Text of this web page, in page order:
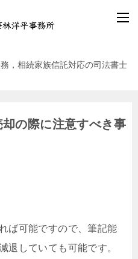
，相続家族信託対応の司法書士
の際に注意すべき事
ば可能ですので、筆記能
退していても可能です。